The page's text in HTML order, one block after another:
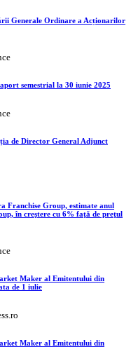
Generale Ordinare a Acționarilor
semestrial la 30 iunie 2025
de Director General Adjunct
Franchise Group, estimate anul
în creştere cu 6% faţă de preţul
Maker al Emitentului din
de 1 iulie
Maker al Emitentului din